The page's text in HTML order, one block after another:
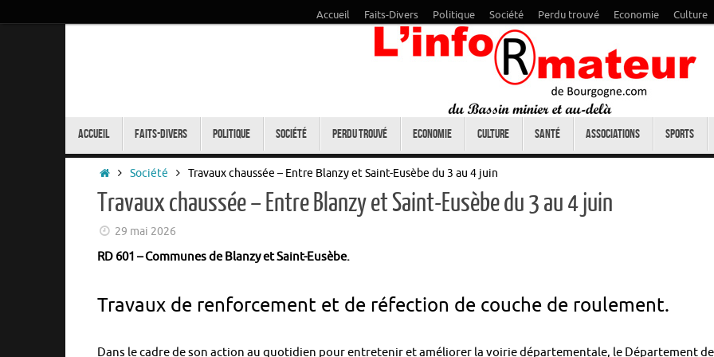
Accueil Faits-Divers Politique Société Perdu trouvé Economie Culture
Accueil Faits-Divers Politique Société Perdu trouvé Economie Culture Santé Associations Sports
Accueil
Société Travaux chaussée – Entre Blanzy et Saint-Eusèbe du 3 au 4 juin
Travaux chaussée – Entre Blanzy et Saint-Eusèbe du 3 au 4 juin
29 mai 2026
RD 601 – Communes de Blanzy et Saint-Eusèbe.
Travaux de renforcement et de réfection de couche de roulement.
Dans le cadre de son action au quotidien pour entretenir et améliorer la voirie départementale, le Département de